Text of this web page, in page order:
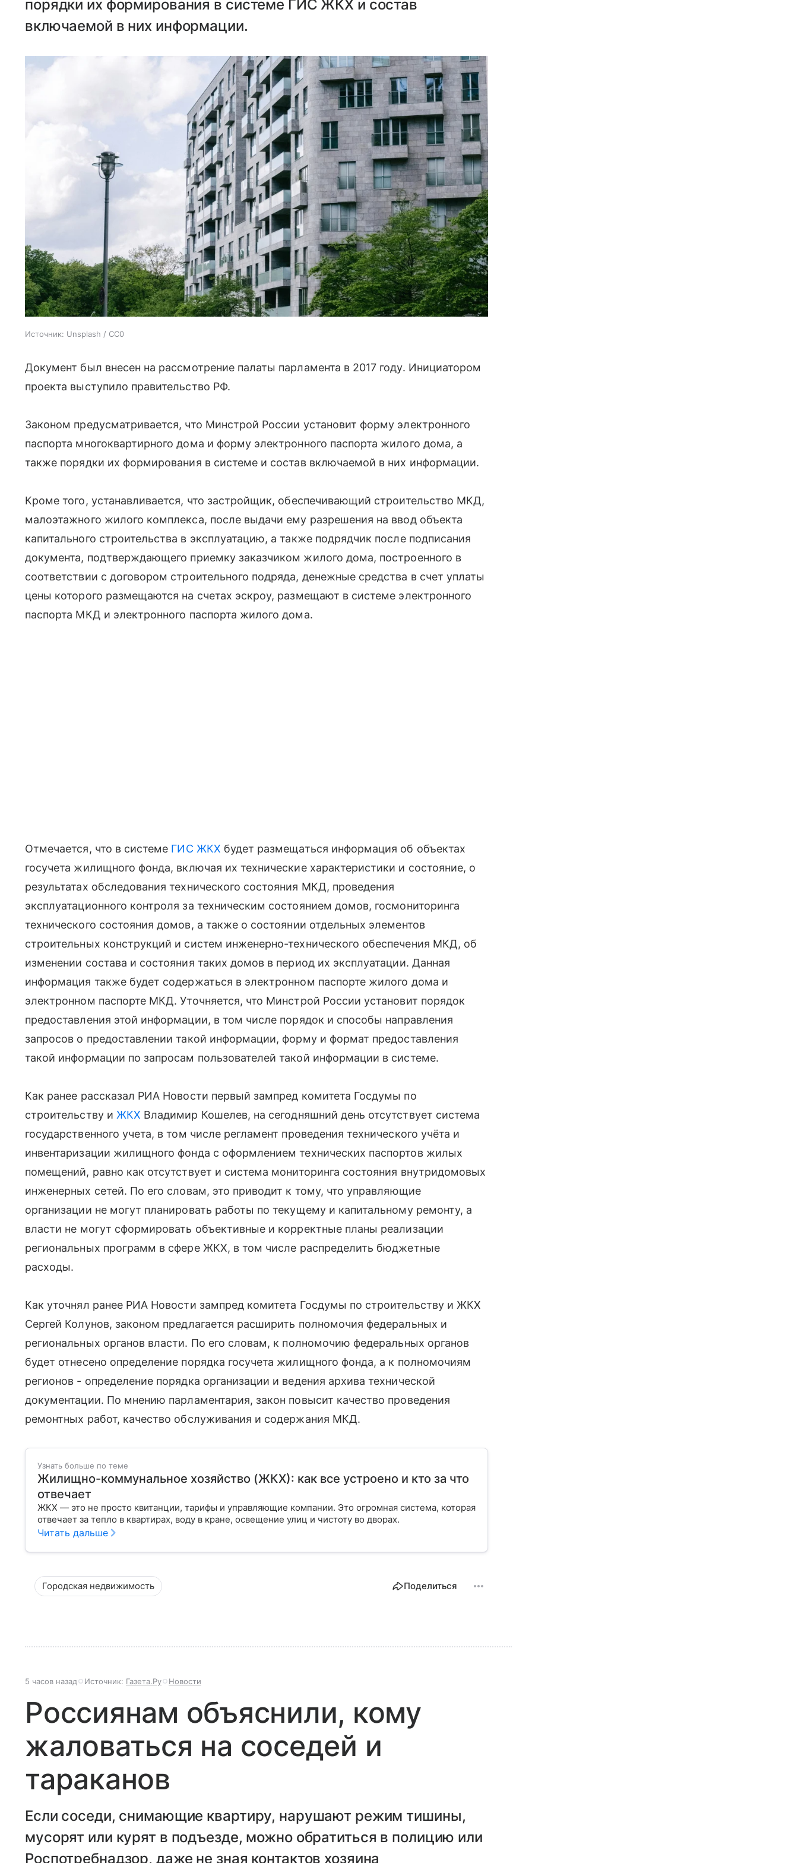
порядки их формирования в системе ГИС ЖКХ и состав
включаемой в них информации.
Источник: Unsplash / CC0
Документ был внесен на рассмотрение палаты парламента в 2017 году. Инициатором
проекта выступило правительство РФ.
Законом предусматривается, что Минстрой России установит форму электронного
паспорта многоквартирного дома и форму электронного паспорта жилого дома, а
также порядки их формирования в системе и состав включаемой в них информации.
Кроме того, устанавливается, что застройщик, обеспечивающий строительство МКД,
малоэтажного жилого комплекса, после выдачи ему разрешения на ввод объекта
капитального строительства в эксплуатацию, а также подрядчик после подписания
документа, подтверждающего приемку заказчиком жилого дома, построенного в
соответствии с договором строительного подряда, денежные средства в счет уплаты
цены которого размещаются на счетах эскроу, размещают в системе электронного
паспорта МКД и электронного паспорта жилого дома.
Отмечается, что в системе ГИС ЖКХ будет размещаться информация об объектах
госучета жилищного фонда, включая их технические характеристики и состояние, о
результатах обследования технического состояния МКД, проведения
эксплуатационного контроля за техническим состоянием домов, госмониторинга
технического состояния домов, а также о состоянии отдельных элементов
строительных конструкций и систем инженерно-технического обеспечения МКД, об
изменении состава и состояния таких домов в период их эксплуатации. Данная
информация также будет содержаться в электронном паспорте жилого дома и
электронном паспорте МКД. Уточняется, что Минстрой России установит порядок
предоставления этой информации, в том числе порядок и способы направления
запросов о предоставлении такой информации, форму и формат предоставления
такой информации по запросам пользователей такой информации в системе.
Как ранее рассказал РИА Новости первый зампред комитета Госдумы по
строительству и ЖКХ Владимир Кошелев, на сегодняшний день отсутствует система
государственного учета, в том числе регламент проведения технического учёта и
инвентаризации жилищного фонда с оформлением технических паспортов жилых
помещений, равно как отсутствует и система мониторинга состояния внутридомовых
инженерных сетей. По его словам, это приводит к тому, что управляющие
организации не могут планировать работы по текущему и капитальному ремонту, а
власти не могут сформировать объективные и корректные планы реализации
региональных программ в сфере ЖКХ, в том числе распределить бюджетные
расходы.
Как уточнял ранее РИА Новости зампред комитета Госдумы по строительству и ЖКХ
Сергей Колунов, законом предлагается расширить полномочия федеральных и
региональных органов власти. По его словам, к полномочию федеральных органов
будет отнесено определение порядка госучета жилищного фонда, а к полномочиям
регионов - определение порядка организации и ведения архива технической
документации. По мнению парламентария, закон повысит качество проведения
ремонтных работ, качество обслуживания и содержания МКД.
Узнать больше по теме
Жилищно-коммунальное хозяйство (ЖКХ): как все устроено и кто за что
отвечает
ЖКХ — это не просто квитанции, тарифы и управляющие компании. Это огромная система, которая
отвечает за тепло в квартирах, воду в кране, освещение улиц и чистоту во дворах.
Читать дальше
Городская недвижимость Поделиться
5 часов назад Источник: Газета.Ру Новости
Россиянам объяснили, кому
жаловаться на соседей и
тараканов
Если соседи, снимающие квартиру, нарушают режим тишины,
мусорят или курят в подъезде, можно обратиться в полицию или
Роспотребнадзор, даже не зная контактов хозяина